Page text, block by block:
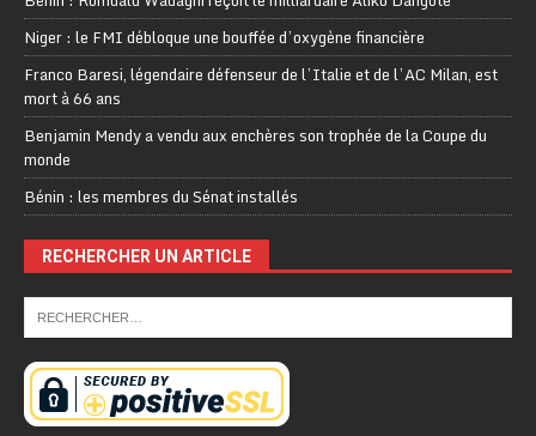
Niger : le FMI débloque une bouffée d’oxygène financière
Franco Baresi, légendaire défenseur de l’Italie et de l’AC Milan, est
mort à 66 ans
Benjamin Mendy a vendu aux enchères son trophée de la Coupe du
monde
Bénin : les membres du Sénat installés
RECHERCHER UN ARTICLE